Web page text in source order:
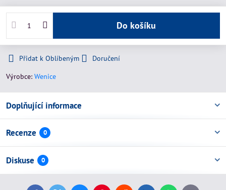
Do košíku
Přidat k Oblíbeným
Doručení
Výrobce: Wenice
Doplňující informace
Recenze 0
Diskuse 0